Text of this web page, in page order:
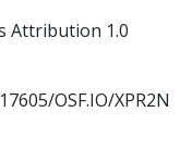
Attribution 1.0
OSF.IO/XPR2N